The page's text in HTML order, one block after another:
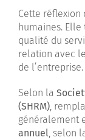
Cette réflexion
humaines.
qualité du
relation avec
de l’entreprise.
Selon la
(SHRM),
généralement
annuel, selon